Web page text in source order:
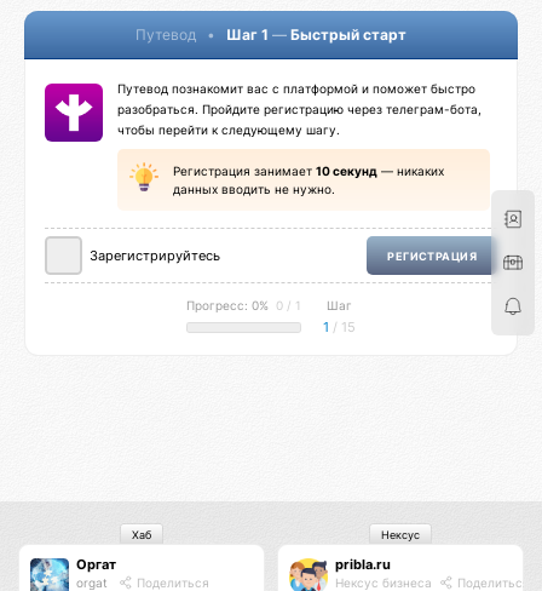
Путевод • Шаг 1 — Быстрый старт
Путевод познакомит вас с платформой и поможет быстро
разобраться. Пройдите регистрацию через телеграм-бота,
чтобы перейти к следующему шагу.
Регистрация занимает 10 секунд — никаких
данных вводить не нужно.
Зарегистрируйтесь РЕГИСТРАЦИЯ
Прогресс: 0% 0 / 1 Шаг
1 / 15
Оргат
orgat Поделиться
Хаб
pribla.ru
Нексус бизнеса Поделиться
Нексус